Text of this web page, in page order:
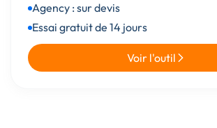
Agency : sur devis
Essai gratuit de 14 jours
Voir l'outil